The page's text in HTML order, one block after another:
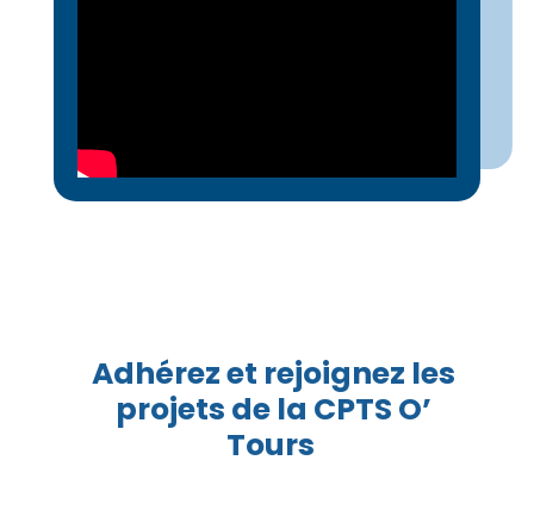
Adhérez et rejoignez les
projets de la CPTS O’
Tours